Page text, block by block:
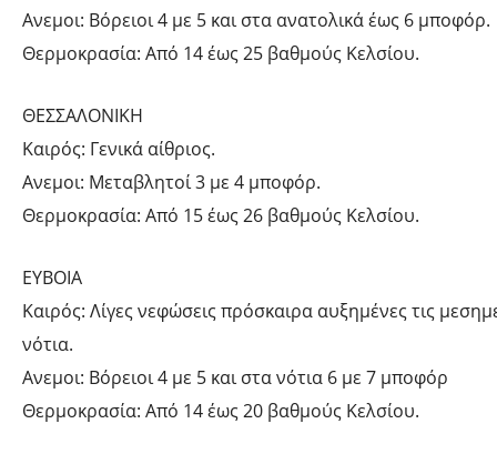
Ανεμοι: Βόρειοι 4 με 5 και στα ανατολικά έως 6 μποφόρ.
Θερμοκρασία: Από 14 έως 25 βαθμούς Κελσίου.
ΘΕΣΣΑΛΟΝΙΚΗ
Καιρός: Γενικά αίθριος.
Ανεμοι: Μεταβλητοί 3 με 4 μποφόρ.
Θερμοκρασία: Από 15 έως 26 βαθμούς Κελσίου.
ΕΥΒΟΙΑ
Καιρός: Λίγες νεφώσεις πρόσκαιρα αυξημένες τις
νότια.
Ανεμοι: Βόρειοι 4 με 5 και στα νότια 6 με 7 μποφόρ
Θερμοκρασία: Από 14 έως 20 βαθμούς Κελσίου.